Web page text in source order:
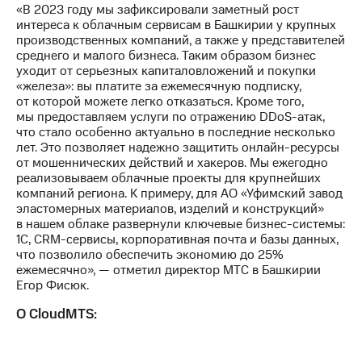
капитал
Контроль
и
аудит
Рынок
акций
Описание
Программа
приобретения
Порядок
выкупа
акций
Дивиденды
Рынок
облигаций
Описание
Еврооблигации-2023
о
«В 2023 году мы зафиксировали заметный рост
интереса к облачным сервисам в Башкирии у крупных
производственных компаний, а также у представителей
среднего и малого бизнеса. Таким образом бизнес
уходит от серьезных капиталовложений и покупки
«железа»: вы платите за ежемесячную подписку,
от которой можете легко отказаться. Кроме того,
мы предоставляем услуги по отражению DDoS-атак,
что стало особенно актуально в последние несколько
лет. Это позволяет надежно защитить онлайн-ресурсы
от мошеннических действий и хакеров. Мы ежегодно
реализовываем облачные проекты для крупнейших
компаний региона. К примеру, для АО «Уфимский завод
эластомерных материалов, изделий и конструкций»
в нашем облаке развернули ключевые бизнес-системы:
1С, CRM-сервисы, корпоративная почта и базы данных,
что позволило обеспечить экономию до 25%
ежемесячно», — отметил директор МТС в Башкирии
Егор Фисюк.
О CloudMTS: